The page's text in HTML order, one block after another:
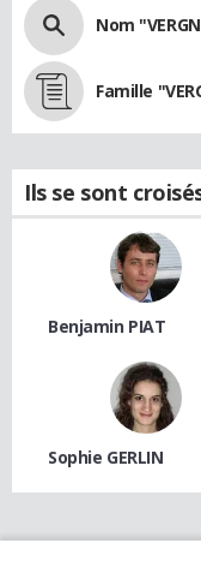
Nom
Famille
Ils se sont
Benjamin PIAT
Sophie GERLIN